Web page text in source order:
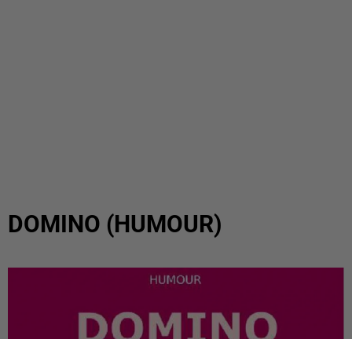
DOMINO (HUMOUR)